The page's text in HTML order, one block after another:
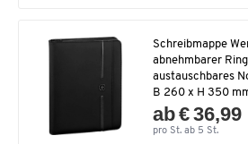
Schreibmappe
abnehmbarer
austauschbares
B 260 x H 350
ab € 36,99
pro St. ab 5 St.